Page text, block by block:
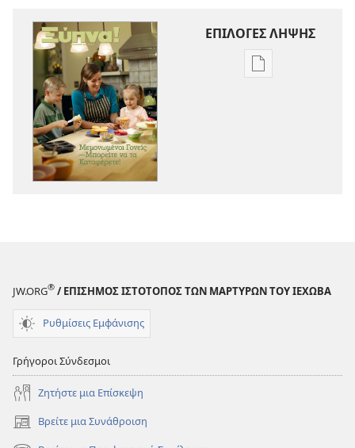
ΕΠΙΛΟΓΕΣ ΛΗΨΗΣ
Επιλογές
JW.ORG® / ΕΠΙΣΗΜΟΣ ΙΣΤΟΤΟΠΟΣ ΤΩΝ ΜΑΡΤΥΡΩΝ ΤΟΥ ΙΕΧΩΒΑ
Ρυθμίσεις Εμφάνισης
Γρήγοροι Σύνδεσμοι
Ζητήστε μια Επίσκεψη
Βρείτε μια Συνάθροιση
(ανοίγει
νέο